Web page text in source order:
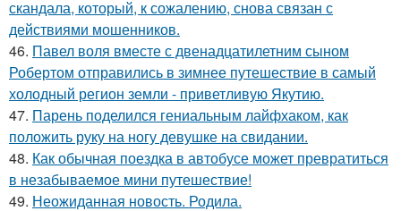
скандала, который, к сожалению, снова связан с
действиями мошенников.
46. Павел воля вместе с двенадцатилетним сыном
Робертом отправились в зимнее путешествие в самый
холодный регион земли - приветливую Якутию.
47. Парень поделился гениальным лайфхаком, как
положить руку на ногу девушке на свидании.
48. Как обычная поездка в автобусе может превратиться
в незабываемое мини путешествие!
49. Неожиданная новость. Родила.